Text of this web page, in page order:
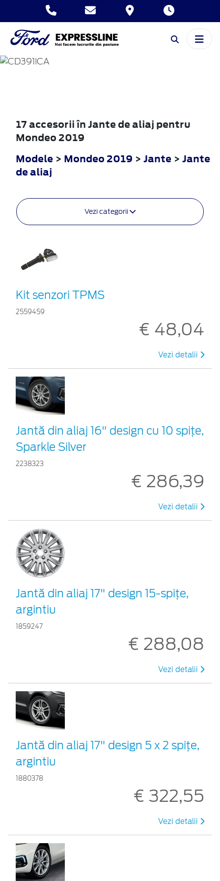
MONDEO
17 accesorii în Jante de aliaj pentru
Mondeo 2019
Modele > Mondeo 2019 > Jante > Jante
de aliaj
Vezi categorii
Kit senzori TPMS
2559459
€ 48,04
Vezi detalii
Jantă din aliaj 16" design cu 10 spiţe,
Sparkle Silver
2238323
€ 286,39
Vezi detalii
Jantă din aliaj 17" design 15-spiţe,
argintiu
1859247
€ 288,08
Vezi detalii
Jantă din aliaj 17" design 5 x 2 spiţe,
argintiu
1880378
€ 322,55
Vezi detalii